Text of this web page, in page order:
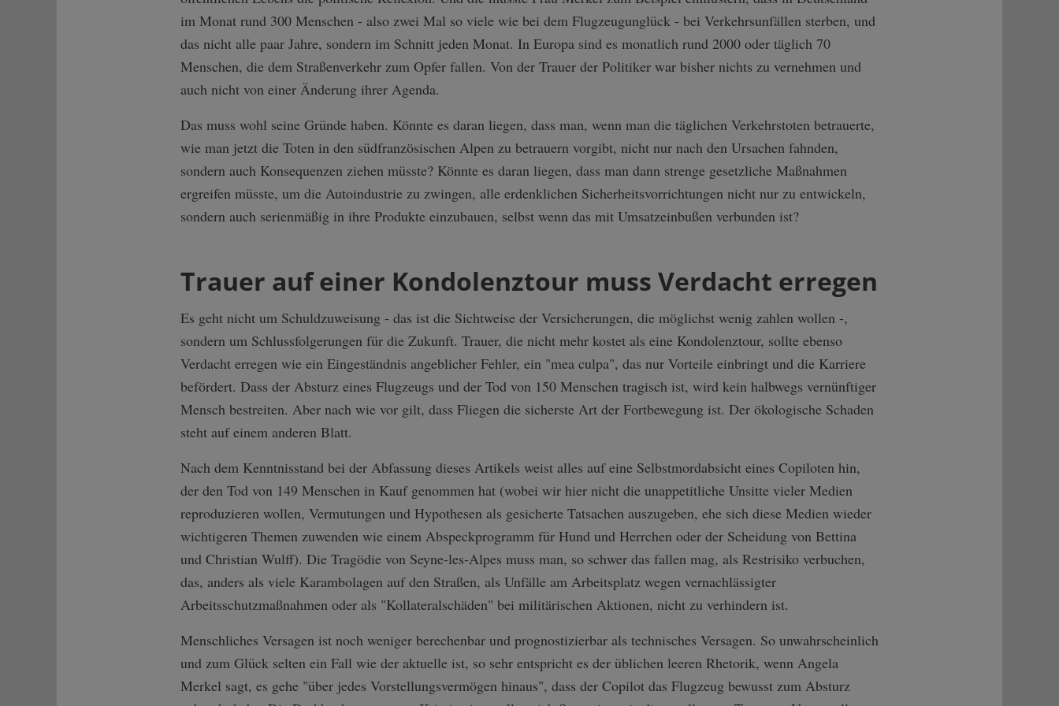
im Monat rund 300 Menschen - also zwei Mal so viele wie bei dem Flugzeugunglück - bei Verkehrsunfällen sterben, und
das nicht alle paar Jahre, sondern im Schnitt jeden Monat. In Europa sind es monatlich rund 2000 oder täglich 70
Menschen, die dem Straßenverkehr zum Opfer fallen. Von der Trauer der Politiker war bisher nichts zu vernehmen und
auch nicht von einer Änderung ihrer Agenda.
Das muss wohl seine Gründe haben. Könnte es daran liegen, dass man, wenn man die täglichen Verkehrstoten betrauerte,
wie man jetzt die Toten in den südfranzösischen Alpen zu betrauern vorgibt, nicht nur nach den Ursachen fahnden,
sondern auch Konsequenzen ziehen müsste? Könnte es daran liegen, dass man dann strenge gesetzliche Maßnahmen
ergreifen müsste, um die Autoindustrie zu zwingen, alle erdenklichen Sicherheitsvorrichtungen nicht nur zu entwickeln,
sondern auch serienmäßig in ihre Produkte einzubauen, selbst wenn das mit Umsatzeinbußen verbunden ist?
Trauer auf einer Kondolenztour muss Verdacht erregen
Es geht nicht um Schuldzuweisung - das ist die Sichtweise der Versicherungen, die möglichst wenig zahlen wollen -,
sondern um Schlussfolgerungen für die Zukunft. Trauer, die nicht mehr kostet als eine Kondolenztour, sollte ebenso
Verdacht erregen wie ein Eingeständnis angeblicher Fehler, ein "mea culpa", das nur Vorteile einbringt und die Karriere
befördert. Dass der Absturz eines Flugzeugs und der Tod von 150 Menschen tragisch ist, wird kein halbwegs vernünftiger
Mensch bestreiten. Aber nach wie vor gilt, dass Fliegen die sicherste Art der Fortbewegung ist. Der ökologische Schaden
steht auf einem anderen Blatt.
Nach dem Kenntnisstand bei der Abfassung dieses Artikels weist alles auf eine Selbstmordabsicht eines Copiloten hin,
der den Tod von 149 Menschen in Kauf genommen hat (wobei wir hier nicht die unappetitliche Unsitte vieler Medien
reproduzieren wollen, Vermutungen und Hypothesen als gesicherte Tatsachen auszugeben, ehe sich diese Medien wieder
wichtigeren Themen zuwenden wie einem Abspeckprogramm für Hund und Herrchen oder der Scheidung von Bettina
und Christian Wulff). Die Tragödie von Seyne-les-Alpes muss man, so schwer das fallen mag, als Restrisiko verbuchen,
das, anders als viele Karambolagen auf den Straßen, als Unfälle am Arbeitsplatz wegen vernachlässigter
Arbeitsschutzmaßnahmen oder als "Kollateralschäden" bei militärischen Aktionen, nicht zu verhindern ist.
Menschliches Versagen ist noch weniger berechenbar und prognostizierbar als technisches Versagen. So unwahrscheinlich
und zum Glück selten ein Fall wie der aktuelle ist, so sehr entspricht es der üblichen leeren Rhetorik, wenn Angela
Merkel sagt, es gehe "über jedes Vorstellungsvermögen hinaus", dass der Copilot das Flugzeug bewusst zum Absturz